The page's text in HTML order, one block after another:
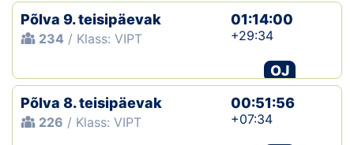
Põlva 9. teisipäevak
234 / Klass: VIPT
01:14:00
+29:34
OJ
Põlva 8. teisipäevak
226 / Klass: VIPT
00:51:56
+07:34